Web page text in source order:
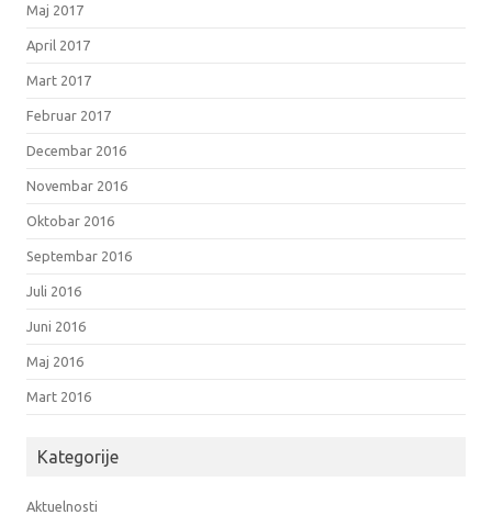
Maj 2017
April 2017
Mart 2017
Februar 2017
Decembar 2016
Novembar 2016
Oktobar 2016
Septembar 2016
Juli 2016
Juni 2016
Maj 2016
Mart 2016
Kategorije
Aktuelnosti